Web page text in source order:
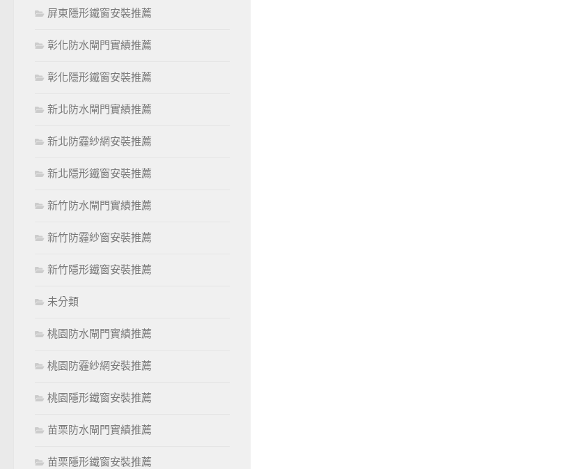
屏東隱形鐵窗安裝推薦
彰化防水閘門實績推薦
彰化隱形鐵窗安裝推薦
新北防水閘門實績推薦
新北防霾紗網安裝推薦
新北隱形鐵窗安裝推薦
新竹防水閘門實績推薦
新竹防霾紗窗安裝推薦
新竹隱形鐵窗安裝推薦
未分類
桃園防水閘門實績推薦
桃園防霾紗網安裝推薦
桃園隱形鐵窗安裝推薦
苗栗防水閘門實績推薦
苗栗隱形鐵窗安裝推薦